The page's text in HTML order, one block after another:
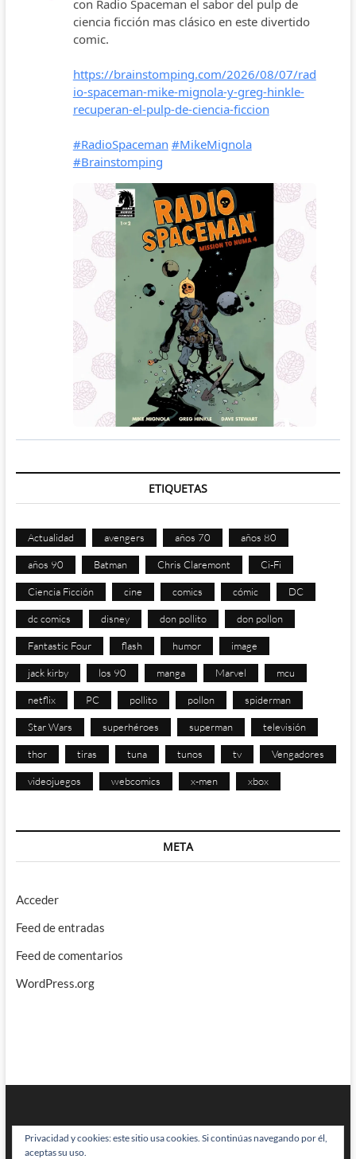
ETIQUETAS
Actualidad avengers años 70 años 80
años 90 Batman Chris Claremont Ci-Fi
Ciencia Ficción cine comics cómic DC
dc comics disney don pollito don pollon
Fantastic Four flash humor image
jack kirby los 90 manga Marvel mcu
netflix PC pollito pollon spiderman
Star Wars superhéroes superman televisión
thor tiras tuna tunos tv Vengadores
videojuegos webcomics x-men xbox
META
Acceder
Feed de entradas
Feed de comentarios
WordPress.org
Privacidad y cookies: este sitio usa cookies. Si continúas navegando por él,
aceptas su uso.